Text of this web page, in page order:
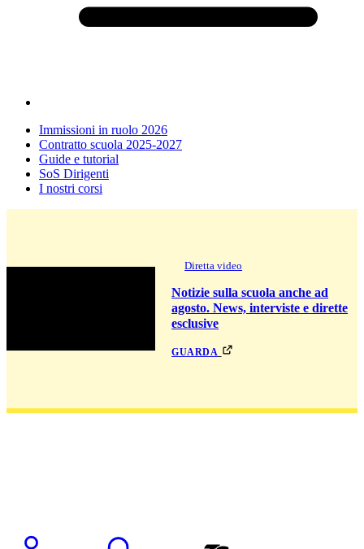
Immissioni in ruolo 2026
Contratto scuola 2025-2027
Guide e tutorial
SoS Dirigenti
I nostri corsi
Diretta video
Notizie sulla scuola anche ad
agosto. News, interviste e dirette
esclusive
guarda